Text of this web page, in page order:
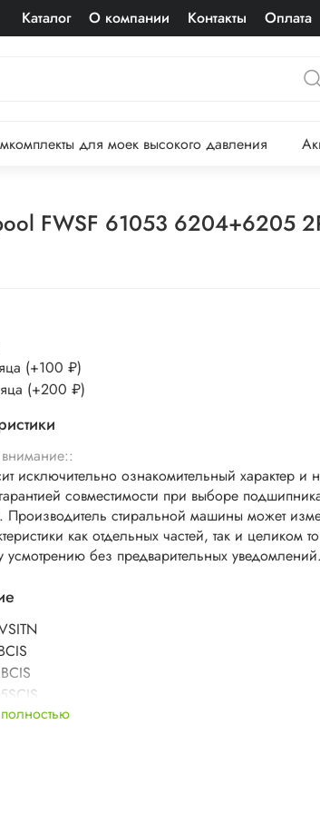
Каталог О компании Контакты Оплата
для моек высокого давления
FWSF 61053 6204+6205
(+100 ₽)
(+200 ₽)
исключительно ознакомительный характер и
совместимости при выборе
Производитель стиральной машины может
как отдельных частей, так и целиком
усмотрению без предварительных уведомлений.